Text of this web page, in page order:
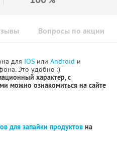
Вопросы по акции
для IOS или Android и
Это удобно :)
характер, с
можно ознакомиться на сайте
для запайки продуктов на